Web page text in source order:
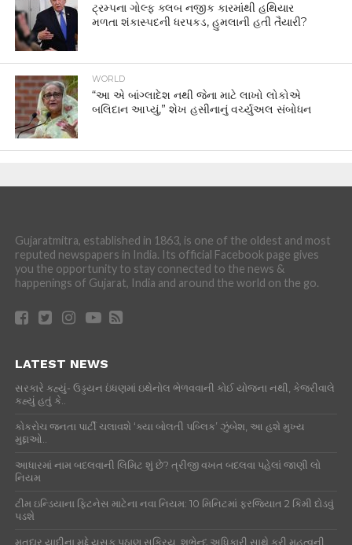
ટ્રમ્પના ગોલ્ફ ક્લબ નજીક કારમાંથી હથિયાર
મળતા શંકાસ્પદની ધરપકડ, હુમલાની હતી તૈયારી?
WORLD
“આ એ બાંગ્લાદેશ નથી જેના માટે લાખો લોકોએ
બલિદાન આપ્યું,” શેખ હસીનાનું વર્ચ્યુઅલ સંબોધન
Gujaratmitra, established in 1863, is one of the oldest and most
reputed newspapers in India. Its official Facebook page gives
you the opportunity to stay connected to the news &
happenings of Gujarat, India and around the world on the go.
LATEST NEWS
સરકારે કહ્યું- ઉડ્ડયન ઇંધણમાં ઇથેનોલ ભેળવવાની કોઈ યોજના નથી, કેજરીવાલે
કહ્યું હતું કે..
કોકરોચ જનતા પાર્ટી ચલાવશે ‘ક્યા બોલતી પબ્લિક’ ઝુંબેશ, આ હશે મુખ્ય
મુદ્દાઓ..
આધારમાં નામ બદલવાની લિમિટ શું છે? ત્રીજી વખત બદલવા પહેલાં જાણી લો
નિયમ
ટીમ ઇન્ડિયાના ફિટનેસ માટેના નવા નિયમ: 10 મિનિટમાં ફરજિયાત 2 કિમી દોડવું
પડશે
મતદાર યાદીના મુદ્દે યુસુફ પઠાણ સક્રિય, શુભેન્દુ અધિકારી સાથે કરી મહત્વની